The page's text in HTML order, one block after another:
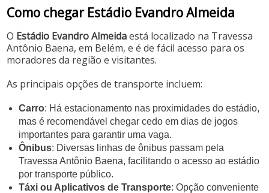
Como chegar Estádio Evandro Almeida
O Estádio Evandro Almeidaestá localizado na Travessa
Antônio Baena, em Belém, e é de fácil acesso para os
moradores da região e visitantes.
As principais opções de transporte incluem:
Carro: Há estacionamento nas proximidades do estádio,
mas é recomendável chegar cedo em dias de jogos
importantes para garantir uma vaga.
Ônibus: Diversas linhas de ônibus passam pela
Travessa Antônio Baena, facilitando o acesso ao estádio
por transporte público.
Táxi ou Aplicativos de Transporte: Opção conveniente